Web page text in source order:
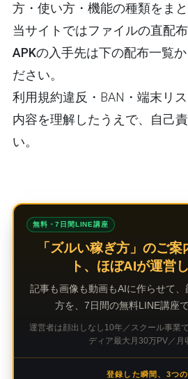
方・使い方・機能の種類をまと
当サイトではファイルの直配
APKの入手先は下の配布一覧
ださい。
利用規約違反・BAN・端末リス
内容を理解したうえで、自己
い。
無料・7日間LINE講座
「ズルい稼ぎ方」のご
ト、ほぼAIが運営
記事も画像も動画もAIに作らせて、
方を、7日間の無料LINE講座
運営者は顔出しなし10年／スクール事業
ディア最大月30万PV／月
登録した瞬間、3つ